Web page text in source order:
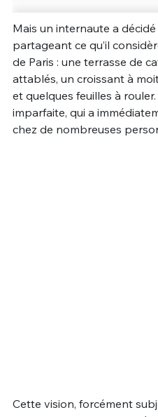
Mais un internaute a
partageant ce qu’il
de Paris : une terrasse de
attablés, un croissant à
et quelques feuilles à
imparfaite, qui a
chez de nombreuses
Cette vision, forcément